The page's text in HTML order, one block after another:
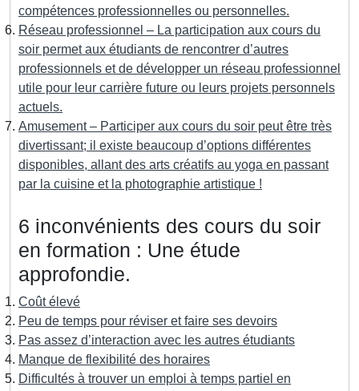
compétences professionnelles ou personnelles.
Réseau professionnel – La participation aux cours du
soir permet aux étudiants de rencontrer d’autres
professionnels et de développer un réseau professionnel
utile pour leur carrière future ou leurs projets personnels
actuels.
Amusement – Participer aux cours du soir peut être très
divertissant; il existe beaucoup d’options différentes
disponibles, allant des arts créatifs au yoga en passant
par la cuisine et la photographie artistique !
6 inconvénients des cours du soir
en formation : Une étude
approfondie.
Coût élevé
Peu de temps pour réviser et faire ses devoirs
Pas assez d’interaction avec les autres étudiants
Manque de flexibilité des horaires
Difficultés à trouver un emploi à temps partiel en